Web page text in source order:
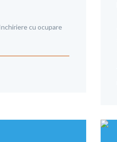
cu ocupare